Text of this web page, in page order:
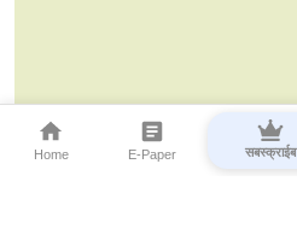
Home E-Paper सबस्क्राईब